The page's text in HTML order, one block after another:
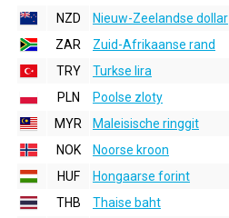
NZD
Nieuw-Zeelandse dollar
ZAR
Zuid-Afrikaanse rand
TRY
Turkse lira
PLN
Poolse zloty
MYR
Maleisische ringgit
NOK
Noorse kroon
HUF
Hongaarse forint
THB
Thaise baht